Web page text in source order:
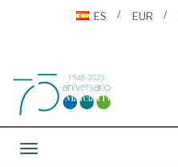
ES
EUR
Toggle navigation